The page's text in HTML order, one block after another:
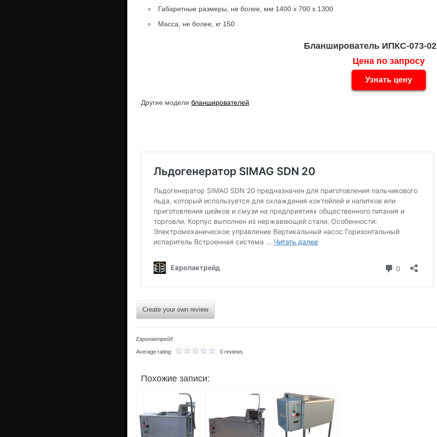
Габаритные размеры, не более, мм 1400 х 700 х 1300
Масса, не более, кг 150
Бланширователь ИПКС-073-
Цена по запросу
Узнать цену
Другие модели бланширователей
Create your own review
Европактрейд
Average rating: 0 reviews
Похожие записи: